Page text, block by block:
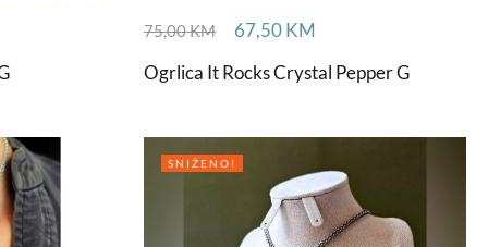
75,00KM 67,50KM
Ogrlica It Rocks Crystal Pepper G
SNIŽENO!